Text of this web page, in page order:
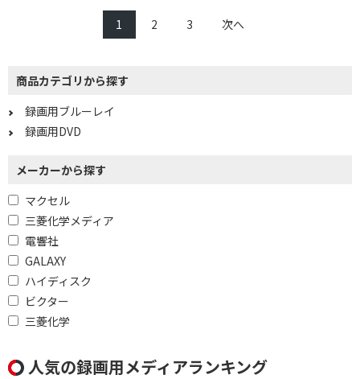
1 2 3 次へ
商品カテゴリから探す
録画用ブルーレイ
録画用DVD
メーカーから探す
マクセル
三菱化学メディア
電響社
GALAXY
ハイディスク
ビクター
三菱化学
人気の録画用メディアランキング